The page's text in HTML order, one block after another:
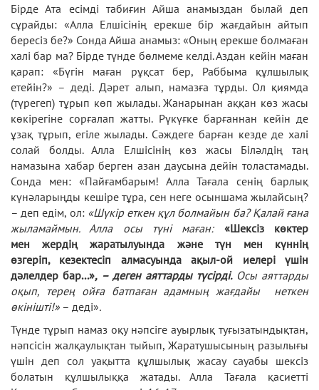
Бірде Ата есімді табиғин Айша анамыздан былай деп
сұрайды: «Алла Елшісінің ерекше бір жағдайын айтып
бересіз бе?» Сонда Айша анамыз: «Оның ерекше болмаған
халі бар ма? Бірде түнде бөлмеме келді. Аздан кейін маған
қарап: «Бүгін маған рұқсат бер, Раббыма құлшылық
етейін?» – деді. Дәрет алып, намазға тұрды. Ол қиямда
(түрегеп) тұрып көп жылады. Жанарынан аққан көз жасы
көкірегіне сорғалап жатты. Рүкүғке барғаннан кейін де
ұзақ тұрып, егіле жылады. Сәждеге барған кезде де халі
солай болды. Алла Елшісінің көз жасы Біләлдің таң
намазына хабар берген азан даусына дейін толастамады.
Сонда мен: «Пайғамбарым! Алла Тағала сенің барлық
күнәларыңды кешіре тұра, сен неге осыншама жылайсың?
– деп едім, ол: «Шүкір еткен құл болмайын ба? Қалай ғана
жыламаймын. Алла осы түні маған:
«Шексіз көктер
мен жердің жаратылуында және түн мен күннің
өзгеріп, кезектесіп алмасуында ақыл-ой иелері үшін
дәлелдер бар...», – деген аяттарды түсірді. Осы аяттарды
оқып, терең ойға батпаған адамның жағдайы неткен
өкінішті!» – деді».
Түнде тұрып намаз оқу нәпсіге ауырлық туғызатындықтан,
нәпсісін жалқаулықтан тыйып, Жаратушысының разылығы
үшін деп сол уақытта құлшылық жасау сауабы шексіз
болатын құлшылыққа жатады. Алла Тағала қасиетті